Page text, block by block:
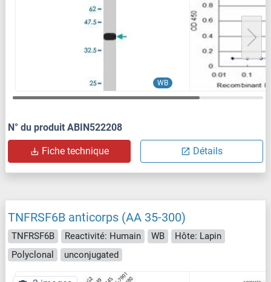
WB
N° du produit ABIN522208
Fiche technique Détails
TNFRSF6B anticorps (AA 35-300)
TNFRSF6B Reactivité: Humain WB
Hôte: Lapin
Polyclonal
unconjugated